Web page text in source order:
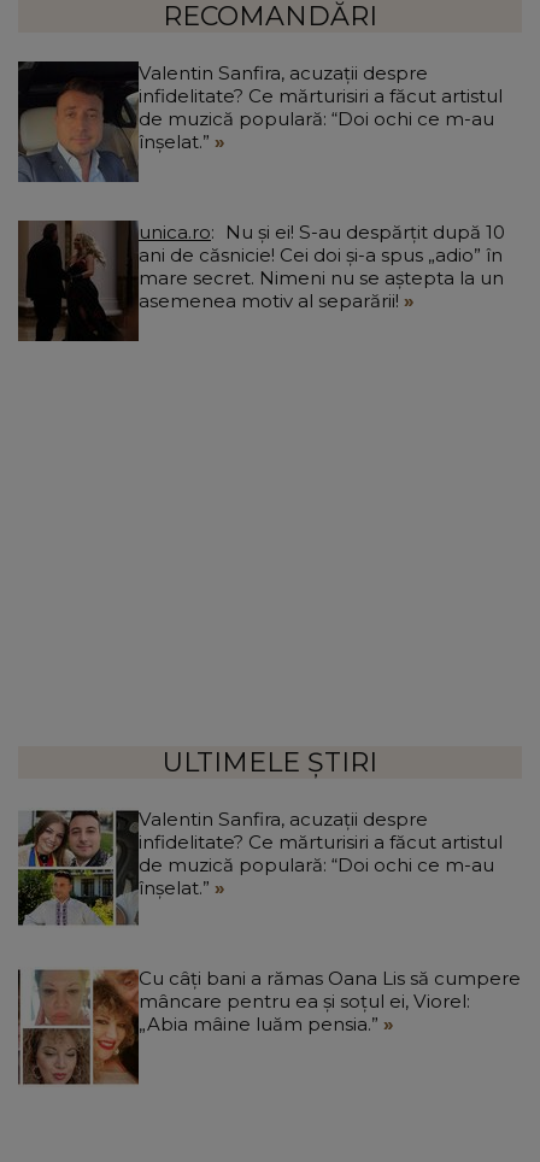
RECOMANDĂRI
Valentin Sanfira, acuzații despre
infidelitate? Ce mărturisiri a făcut artistul
de muzică populară: “Doi ochi ce m-au
înșelat.”
unica.ro
ani de căsnicie! Cei doi și-a spus „adio” în
mare secret. Nimeni nu se aștepta la un
asemenea motiv al separării!
ULTIMELE ȘTIRI
Valentin Sanfira, acuzații despre
infidelitate? Ce mărturisiri a făcut artistul
de muzică populară: “Doi ochi ce m-au
înșelat.”
Cu câți bani a rămas Oana Lis să cumpere
mâncare pentru ea și soțul ei, Viorel:
„Abia mâine luăm pensia.”